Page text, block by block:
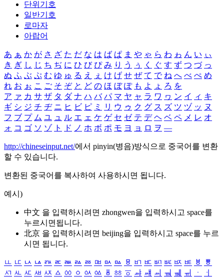
단위기호
일반기호
로마자
아랍어
あ ぁ か が さ ざ た だ な は ば ぱ ま や ゃ ら わ ゎ ん い ぃ
き ぎ し じ ち ぢ に ひ び ぴ み り う ぅ く ぐ す ず つ づ っ
ぬ ふ ぶ ぷ む ゆ ゅ る え ぇ け げ せ ぜ て で ね へ べ ぺ め
れ お ぉ こ ご そ ぞ と ど の ほ ぼ ぽ も よ ょ ろ を
ア ァ カ サ ザ タ ダ ナ ハ バ パ マ ヤ ャ ラ ワ ヮ ン イ ィ キ
ギ シ ジ チ ヂ ニ ヒ ビ ピ ミ リ ウ ゥ ク グ ス ズ ツ ヅ ッ ヌ
フ ブ プ ム ユ ュ ル エ ェ ケ ゲ セ ゼ テ デ ヘ ベ ペ メ レ オ
ォ コ ゴ ソ ゾ ト ド ノ ホ ボ ポ モ ヨ ョ ロ ヲ ―
http://chineseinput.net/에서 pinyin(병음)방식으로 중국어를 변환
할 수 있습니다.
변환된 중국어를 복사하여 사용하시면 됩니다.
예시)
中文 을 입력하시려면 zhongwen을 입력하시고 space를
누르시면됩니다.
北京 을 입력하시려면 beijing을 입력하시고 space를 누르
시면 됩니다.
ㅥ ㅦ ㅧ ㅨ ㅩ ㅪ ㅫ ㅬ ㅭ ㅮ ㅯ ㅰ ㅱ ㅲ ㅳ ㅴ ㅵ ㅶ ㅷ ㅸ
ㅹ
ㅺ ㅻ ㅼ ㅽ ㅾ ㅿ ㆀ ㆁ ㆂ ㆃ ㆄ ㆅ ㆆ ㆇ ㆈ ㆉ ㆊ ㆋ ㆌ ㆍ
ㆎ